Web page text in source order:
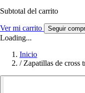
Subtotal del carrito
Ver mi carrito Seguir
Loading...
Inicio
/ Zapatillas de cross